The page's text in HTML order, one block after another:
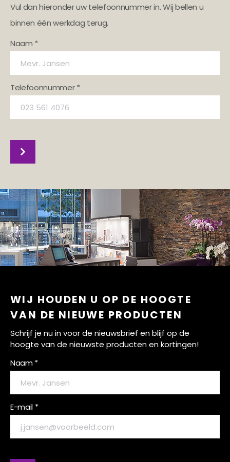
Vul dan hieronder uw telefoonnummer in. Wij bellen u
binnen één werkdag terug.
Naam *
Telefoonnummer *
WIJ HOUDEN U OP DE HOOGTE
VAN DE NIEUWE PRODUCTEN
Schrijf je nu in voor de nieuwsbrief en blijf op de
hoogte van de nieuwste producten en kortingen!
Naam *
E-mail *